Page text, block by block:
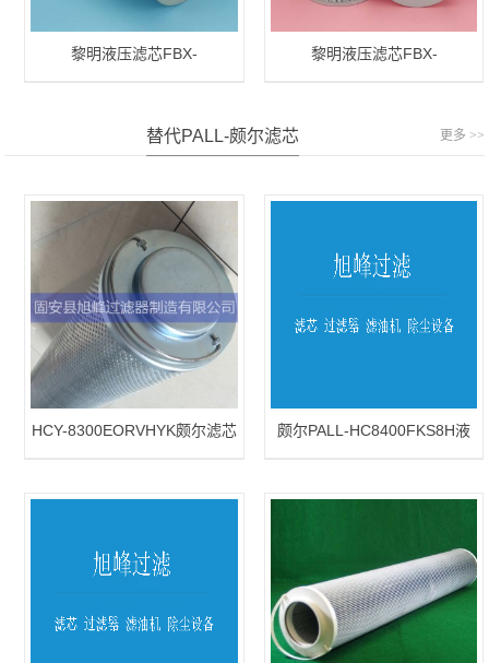
黎明液压滤芯FBX-
黎明液压滤芯FBX-
替代PALL-颇尔滤芯 更多 >>
HCY-8300EORVHYK颇尔滤芯
颇尔PALL-HC8400FKS8H液